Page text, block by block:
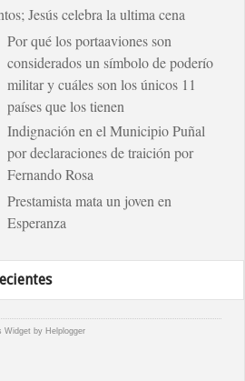
Jesús celebra la ultima cena
Por qué los portaaviones son
considerados un símbolo de poderío
militar y cuáles son los únicos 11
países que los tienen
Indignación en el Municipio Puñal
por declaraciones de traición por
Fernando Rosa
Prestamista mata un joven en
Esperanza
Widgetby Helplogger